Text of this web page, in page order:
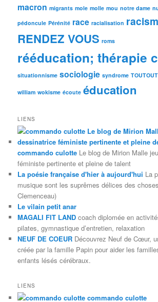
macron migrants mole molle mou notre dame
pédoncule Pérénité race racialisation
RENDEZ VOUS roms
rééducation; thérapie
situationnisme sociologie syndrome
william wokisme écoute éducation
LIENS
commando culotte Le blog de Mirion Malle
féministe pertinente et pleine de talent
La poésie française d'hier à aujourd'hui La
musique sont les suprêmes délices des
Clemenceau)
Le vilain petit anar
MAGALI FIT LAND coach diplomée en
pilates, gymnastique d’entretien, relaxation
NEUF DE COEUR Découvrez Neuf de Cœur,
créée par la famille Papin pour aider les
enfants lésés cérébraux.
LIENS
commando culotte